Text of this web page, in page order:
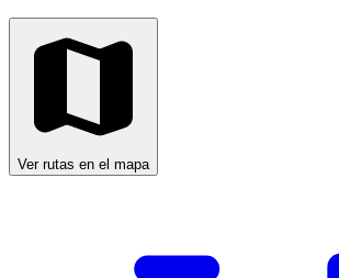
Ver rutas en el mapa